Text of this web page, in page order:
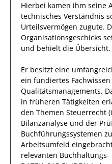
Hierbei kamen ihm seine
technisches Verständnis
Urteilsvermögen zugute.
Organisationsgeschicks
und behielt die Übersicht.
Er besitzt eine
ein fundiertes
Qualitätsmanagements.
in früheren Tätigkeiten
den Themen Steuerrecht
Bilanzanalyse und der
Buchführungssystemen
Arbeitsumfeld
relevanten Buchhaltungs-